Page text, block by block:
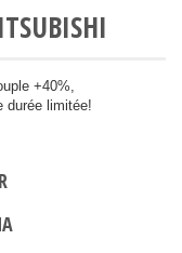
+40%,
durée limitée!